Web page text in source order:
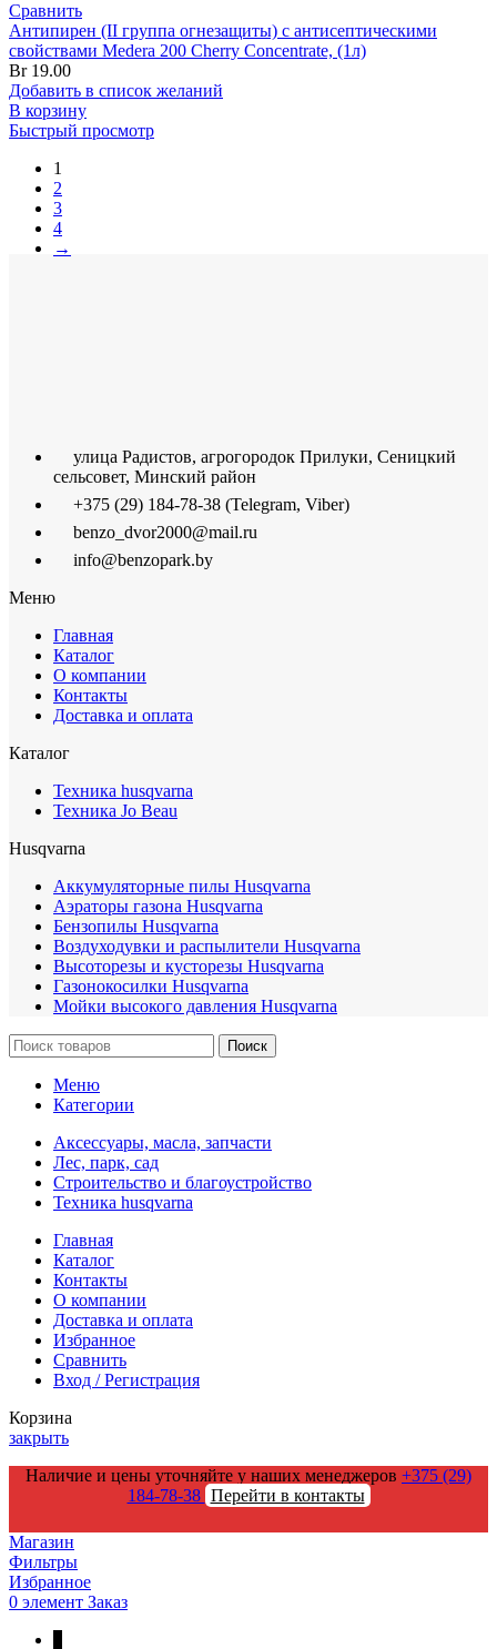
Сравнить
Антипирен (II группа огнезащиты) с антисептическими
свойствами Medera 200 Cherry Concentrate, (1л)
Br19.00
Добавить в список желаний
В корзину
Быстрый просмотр
1
2
3
4
→
улица Радистов, агрогородок Прилуки, Сеницкий
сельсовет, Минский район
+375 (29) 184-78-38 (Telegram, Viber)
benzo_dvor2000@mail.ru
info@benzopark.by
Меню
Главная
Каталог
О компании
Контакты
Доставка и оплата
Каталог
Техника husqvarna
Техника Jo Beau
Husqvarna
Аккумуляторные пилы Husqvarna
Аэраторы газона Husqvarna
Бензопилы Husqvarna
Воздуходувки и распылители Husqvarna
Высоторезы и кусторезы Husqvarna
Газонокосилки Husqvarna
Мойки высокого давления Husqvarna
Поиск
Меню
Категории
Аксессуары, масла, запчасти
Лес, парк, сад
Строительство и благоустройство
Техника husqvarna
Главная
Каталог
Контакты
О компании
Доставка и оплата
Избранное
Сравнить
Вход / Регистрация
Корзина
закрыть
Наличие и цены уточняйте у наших менеджеров +375 (29)
184-78-38 Перейти в контакты
Магазин
Фильтры
Избранное
0 элемент Заказ